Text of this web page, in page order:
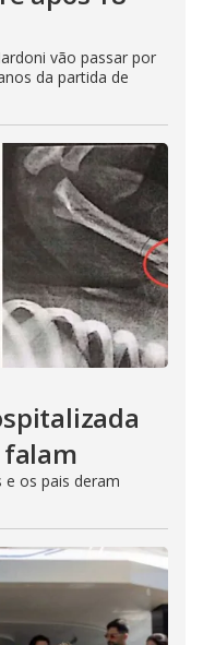
vão passar por
da partida de
os pais deram